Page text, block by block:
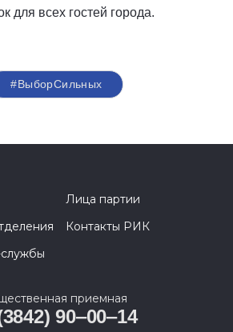
для всех гостей города.
#ВыборСильных
Лица партии
Контакты РИК
приемная
90‒00‒14